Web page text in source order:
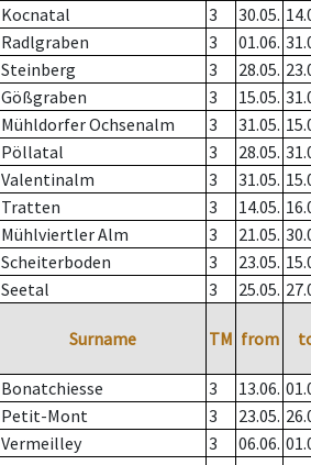
Kocnatal 3 30.05.
Radlgraben 3 01.06.
Steinberg 3 28.05.
Gößgraben 3 15.05.
Mühldorfer Ochsenalm 3 31.05.
Pöllatal 3 28.05.
Valentinalm 3 31.05.
Tratten 3 14.05.
Mühlviertler Alm 3 21.05.
Scheiterboden 3 23.05.
Seetal 3 25.05.
Surname TM from
Bonatchiesse 3 13.06.
Petit-Mont 3 23.05.
Vermeilley 3 06.06.